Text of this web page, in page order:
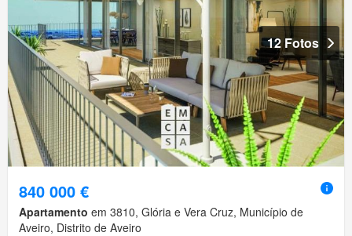
12 Fotos
840 000 €
Apartamento em 3810, Glória e Vera Cruz, Município de
Aveiro, Distrito de Aveiro